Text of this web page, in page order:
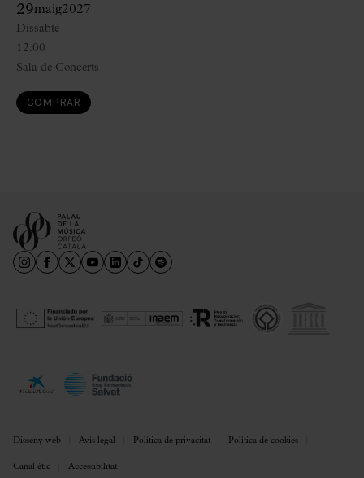
29maig2027
12:00
Dissabte
Sala de Concerts
COMPRAR
Disseny web Avís legal Política de privacitat Política de cookies
Canal ètic Accessibilitat